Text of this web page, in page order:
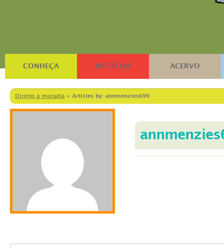
CONHEÇA NOTÍCIAS ACERVO
Direito à moradia > Articles by: annmenzies699